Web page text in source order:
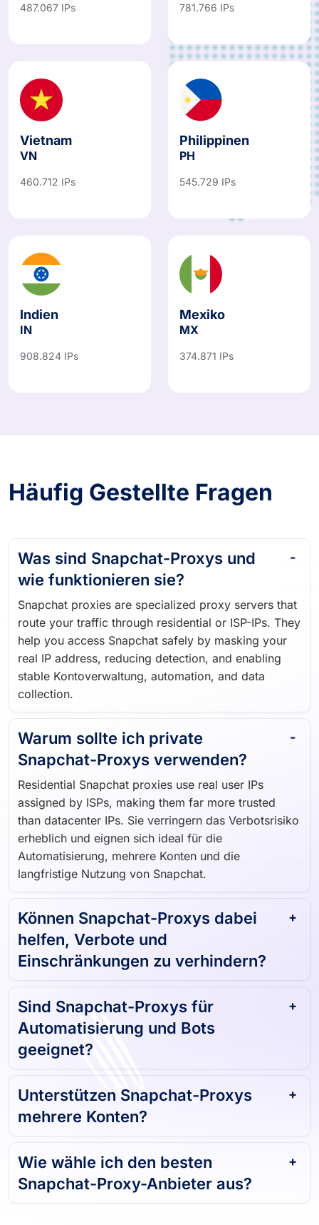
487.067 IPs 781.766 IPs
Vietnam
VN
460.712 IPs
Philippinen
PH
545.729 IPs
Indien
IN
908.824 IPs
Mexiko
MX
374.871 IPs
Häufig Gestellte Fragen
Was sind Snapchat-Proxys und
wie funktionieren sie?
Snapchat proxies are specialized proxy servers that
route your traffic through residential or ISP-IPs. They
help you access Snapchat safely by masking your
real IP address, reducing detection, and enabling
stable Kontoverwaltung, automation, and data
collection.
Warum sollte ich private
Snapchat-Proxys verwenden?
Residential Snapchat proxies use real user IPs
assigned by ISPs, making them far more trusted
than datacenter IPs. Sie verringern das Verbotsrisiko
erheblich und eignen sich ideal für die
Automatisierung, mehrere Konten und die
langfristige Nutzung von Snapchat.
Können Snapchat-Proxys dabei
helfen, Verbote und
Einschränkungen zu verhindern?
Sind Snapchat-Proxys für
Automatisierung und Bots
geeignet?
Unterstützen Snapchat-Proxys
mehrere Konten?
Wie wähle ich den besten
Snapchat-Proxy-Anbieter aus?